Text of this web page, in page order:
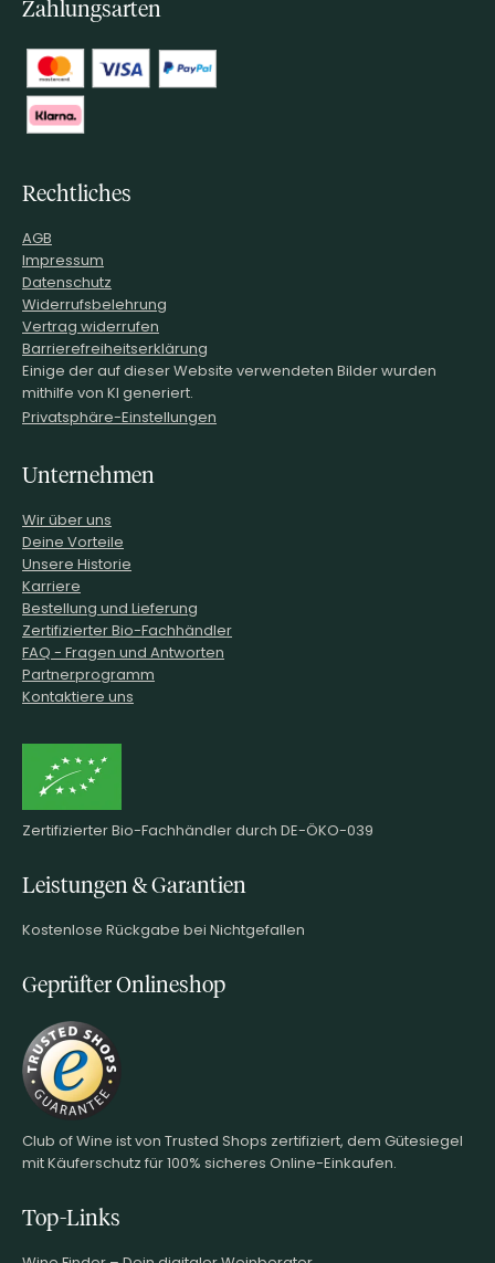
Zahlungsarten
Rechtliches
AGB
Impressum
Datenschutz
Widerrufsbelehrung
Vertrag widerrufen
Barrierefreiheitserklärung
Einige der auf dieser Website verwendeten Bilder wurden
mithilfe von KI generiert.
Privatsphäre-Einstellungen
Unternehmen
Wir über uns
Deine Vorteile
Unsere Historie
Karriere
Bestellung und Lieferung
Zertifizierter Bio-Fachhändler
FAQ - Fragen und Antworten
Partnerprogramm
Kontaktiere uns
Zertifizierter Bio-Fachhändler durch DE-ÖKO-039
Leistungen & Garantien
Kostenlose Rückgabe bei Nichtgefallen
Geprüfter Onlineshop
Club of Wine ist von Trusted Shops zertifiziert, dem Gütesiegel
mit Käuferschutz für 100% sicheres Online-Einkaufen.
Top-Links